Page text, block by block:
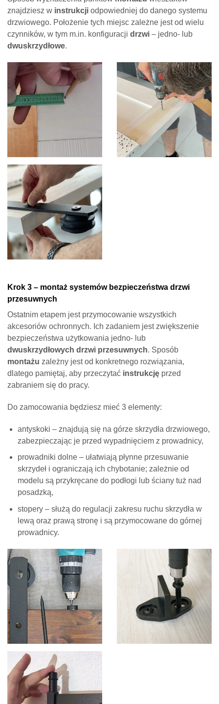
znajdziesz w instrukcji odpowiedniej do danego systemu
drzwiowego. Położenie tych miejsc zależne jest od wielu
czynników, w tym m.in. konfiguracji drzwi – jedno- lub
dwuskrzydłowe.
Krok 3 – montaż systemów bezpieczeństwa drzwi
przesuwnych
Ostatnim etapem jest przymocowanie wszystkich
akcesoriów ochronnych. Ich zadaniem jest zwiększenie
bezpieczeństwa użytkowania jedno- lub
dwuskrzydłowych drzwi przesuwnych. Sposób
montażu zależny jest od konkretnego rozwiązania,
dlatego pamiętaj, aby przeczytać instrukcję przed
zabraniem się do pracy.
Do zamocowania będziesz mieć 3 elementy:
antyskoki – znajdują się na górze skrzydła drzwiowego,
zabezpieczając je przed wypadnięciem z prowadnicy,
prowadniki dolne – ułatwiają płynne przesuwanie
skrzydeł i ograniczają ich chybotanie; zależnie od
modelu są przykręcane do podłogi lub ściany tuż nad
posadzką,
stopery – służą do regulacji zakresu ruchu skrzydła w
lewą oraz prawą stronę i są przymocowane do górnej
prowadnicy.